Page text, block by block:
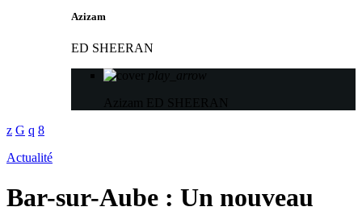
Azizam
ED SHEERAN
play_arrow
Azizam
ED SHEERAN
Actualité
Bar-sur-Aube : Un nouveau